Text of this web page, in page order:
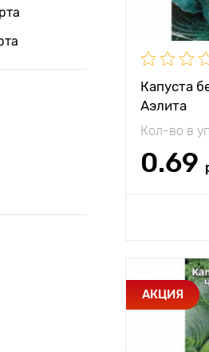
Капуста
Аэлита
Кол-во в
0.69
Период
Урожайность
Вес плода
АКЦИЯ
Растояние
растениями